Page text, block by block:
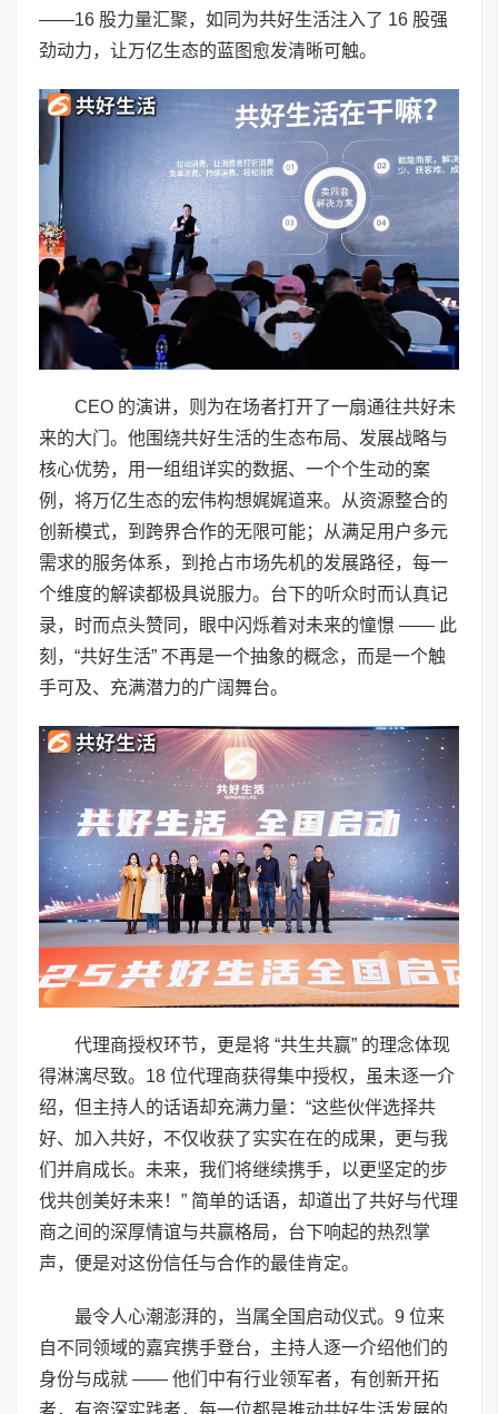
——16 股力量汇聚，如同为共好生活注入了 16 股强
劲动力，让万亿生态的蓝图愈发清晰可触。
CEO 的演讲，则为在场者打开了一扇通往共好未
来的大门。他围绕共好生活的生态布局、发展战略与
核心优势，用一组组详实的数据、一个个生动的案
例，将万亿生态的宏伟构想娓娓道来。从资源整合的
创新模式，到跨界合作的无限可能；从满足用户多元
需求的服务体系，到抢占市场先机的发展路径，每一
个维度的解读都极具说服力。台下的听众时而认真记
录，时而点头赞同，眼中闪烁着对未来的憧憬 —— 此
刻，“共好生活” 不再是一个抽象的概念，而是一个触
手可及、充满潜力的广阔舞台。
代理商授权环节，更是将 “共生共赢” 的理念体现
得淋漓尽致。18 位代理商获得集中授权，虽未逐一介
绍，但主持人的话语却充满力量：“这些伙伴选择共
好、加入共好，不仅收获了实实在在的成果，更与我
们并肩成长。未来，我们将继续携手，以更坚定的步
伐共创美好未来！” 简单的话语，却道出了共好与代理
商之间的深厚情谊与共赢格局，台下响起的热烈掌
声，便是对这份信任与合作的最佳肯定。
最令人心潮澎湃的，当属全国启动仪式。9 位来
自不同领域的嘉宾携手登台，主持人逐一介绍他们的
身份与成就 —— 他们中有行业领军者，有创新开拓
者，有资深实践者，每一位都是推动共好生活发展的